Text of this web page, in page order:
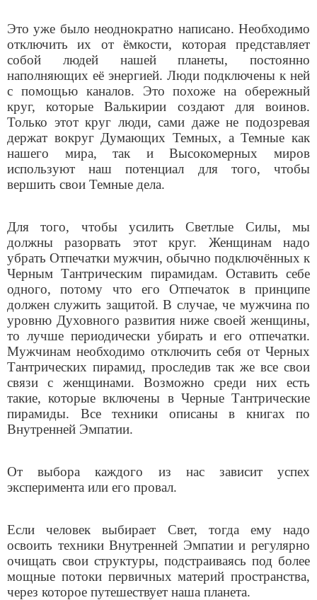
Это уже было неоднократно написано. Необходимо
отключить их от ёмкости, которая представляет
собой людей нашей планеты, постоянно
наполняющих её энергией. Люди подключены к ней
с помощью каналов. Это похоже на обережный
круг, которые Валькирии создают для воинов.
Только этот круг люди, сами даже не подозревая
держат вокруг Думающих Темных, а Темные как
нашего мира, так и Высокомерных миров
используют наш потенциал для того, чтобы
вершить свои Темные дела.
Для того, чтобы усилить Светлые Силы, мы
должны разорвать этот круг. Женщинам надо
убрать Отпечатки мужчин, обычно подключённых к
Черным Тантрическим пирамидам. Оставить себе
одного, потому что его Отпечаток в принципе
должен служить защитой. В случае, че мужчина по
уровню Духовного развития ниже своей женщины,
то лучше периодически убирать и его отпечатки.
Мужчинам необходимо отключить себя от Черных
Тантрических пирамид, проследив так же все свои
связи с женщинами. Возможно среди них есть
такие, которые включены в Черные Тантрические
пирамиды. Все техники описаны в книгах по
Внутренней Эмпатии.
От выбора каждого из нас зависит успех
эксперимента или его провал.
Если человек выбирает Свет, тогда ему надо
освоить техники Внутренней Эмпатии и регулярно
очищать свои структуры, подстраиваясь под более
мощные потоки первичных материй пространства,
через которое путешествует наша планета.